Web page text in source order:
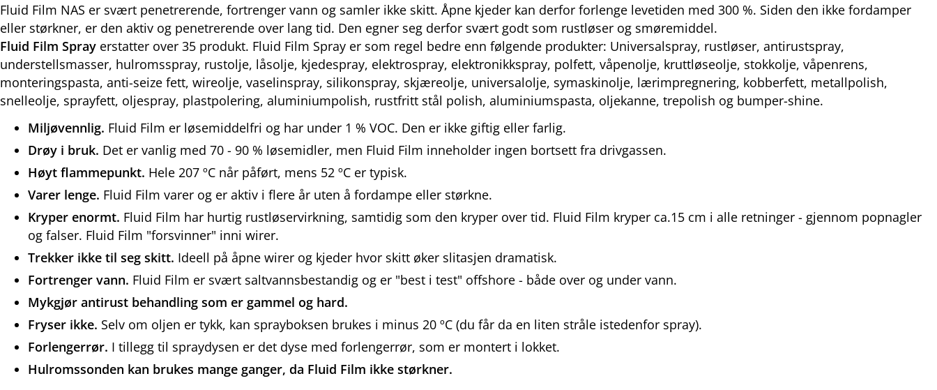
Fluid Film NAS er svært penetrerende, fortrenger vann og samler ikke skitt. Åpne kjeder kan derfor forlenge levetiden med 300 %. Siden den ikke fordamper
eller størkner, er den aktiv og penetrerende over lang tid. Den egner seg derfor svært godt som rustløser og smøremiddel.
Fluid Film Spray erstatter over 35 produkt. Fluid Film Spray er som regel bedre enn følgende produkter: Universalspray, rustløser, antirustspray,
understellsmasser, hulromsspray, rustolje, låsolje, kjedespray, elektrospray, elektronikkspray, polfett, våpenolje, kruttløseolje, stokkolje, våpenrens,
monteringspasta, anti-seize fett, wireolje, vaselinspray, silikonspray, skjæreolje, universalolje, symaskinolje, lærimpregnering, kobberfett, metallpolish,
snelleolje, sprayfett, oljespray, plastpolering, aluminiumpolish, rustfritt stål polish, aluminiumspasta, oljekanne, trepolish og bumper-shine.
Miljøvennlig. Fluid Film er løsemiddelfri og har under 1 % VOC. Den er ikke giftig eller farlig.
Drøy i bruk. Det er vanlig med 70 - 90 % løsemidler, men Fluid Film inneholder ingen bortsett fra drivgassen.
Høyt flammepunkt. Hele 207 ºC når påført, mens 52 ºC er typisk.
Varer lenge. Fluid Film varer og er aktiv i flere år uten å fordampe eller størkne.
Kryper enormt. Fluid Film har hurtig rustløservirkning, samtidig som den kryper over tid. Fluid Film kryper ca.15 cm i alle retninger - gjennom popnagler
og falser. Fluid Film "forsvinner" inni wirer.
Trekker ikke til seg skitt. Ideell på åpne wirer og kjeder hvor skitt øker slitasjen dramatisk.
Fortrenger vann. Fluid Film er svært saltvannsbestandig og er "best i test" offshore - både over og under vann.
Mykgjør antirust behandling som er gammel og hard.
Fryser ikke. Selv om oljen er tykk, kan sprayboksen brukes i minus 20 ºC (du får da en liten stråle istedenfor spray).
Forlengerrør. I tillegg til spraydysen er det dyse med forlengerrør, som er montert i lokket.
Hulromssonden kan brukes mange ganger, da Fluid Film ikke størkner.